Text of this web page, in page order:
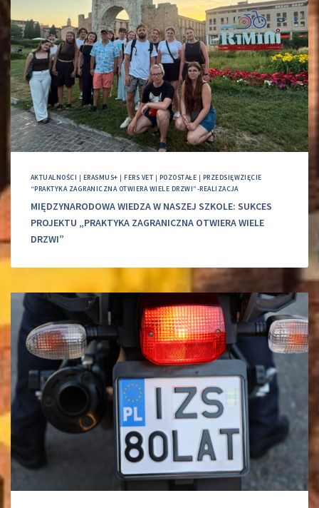
AKTUALNOŚCI | ERASMUS+ |FERS VET | POZOSTAŁE | PRZEDSIĘWZIĘCIE
“PRAKTYKA ZAGRANICZNA OTWIERA WIELE DRZWI”-REALIZACJA
MIĘDZYNARODOWA WIEDZA W NASZEJ SZKOLE: SUKCES
PROJEKTU „PRAKTYKA ZAGRANICZNA OTWIERA WIELE
DRZWI”